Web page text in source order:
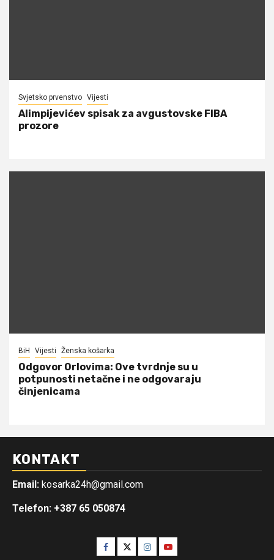
Svjetsko prvenstvo Vijesti
Alimpijevićev spisak za avgustovske FIBA
prozore
BiH Vijesti Ženska košarka
Odgovor Orlovima: ​Ove tvrdnje su u
potpunosti netačne i ne odgovaraju
činjenicama
KONTAKT
Email: kosarka24h@gmail.com
Telefon: +387 65 050874
Facebook
TwitterInstagram
Youtube